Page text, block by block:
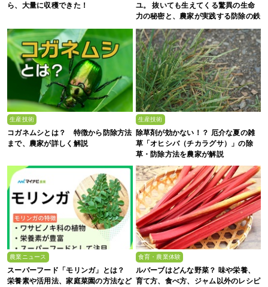
ら、大量に収穫できた！
ユ。 抜いても生えてくる驚異の生命
力の秘密と、農家が実践する防除の鉄
生産技術
コガネムシとは？ 特徴から防除方法
まで、農家が詳しく解説
生産技術
除草剤が効かない！？ 厄介な夏の雑
草「オヒシバ（チカラグサ）」の除
草・防除方法を農家が解説
農業ニュース
スーパーフード「モリンガ」とは？
栄養素や活用法、家庭菜園の方法など
食育・農業体験
ルバーブはどんな野菜？ 味や栄養、
育て方、食べ方、ジャム以外のレシピ